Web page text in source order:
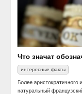
Что значат
интересные факты
Более аристократичного
натуральный